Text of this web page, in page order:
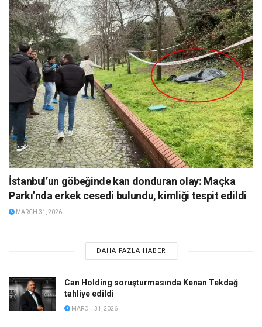
İstanbul’un göbeğinde kan donduran olay: Maçka
Parkı’nda erkek cesedi bulundu, kimliği tespit edildi
MARCH 31, 2026
DAHA FAZLA HABER
Can Holding soruşturmasında Kenan Tekdağ
tahliye edildi
MARCH 31, 2026